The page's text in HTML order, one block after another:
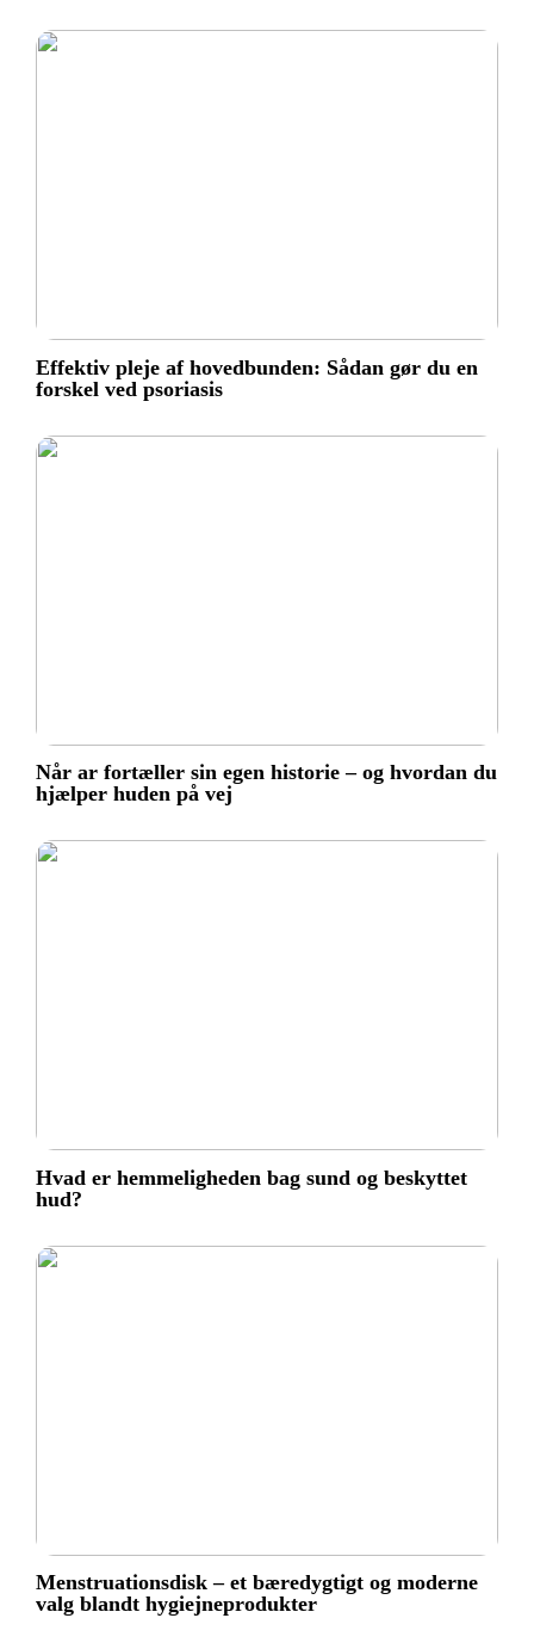
Effektiv pleje af hovedbunden: Sådan gør du en
forskel ved psoriasis
Når ar fortæller sin egen historie – og hvordan du
hjælper huden på vej
Hvad er hemmeligheden bag sund og beskyttet
hud?
Menstruationsdisk – et bæredygtigt og moderne
valg blandt hygiejneprodukter